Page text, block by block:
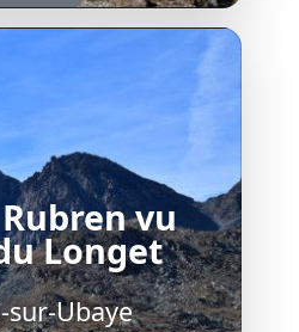
vu
Longet
sur-Ubaye